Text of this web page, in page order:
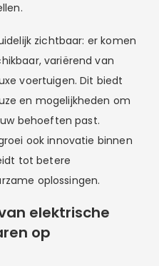
zichtbaar: er komen
variërend van
voertuigen. Dit biedt
en mogelijkheden om
behoeften past.
ook innovatie binnen
tot betere
oplossingen.
elektrische
op